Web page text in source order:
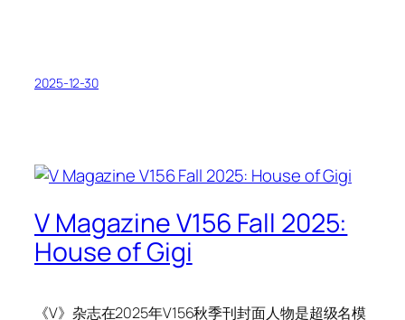
2025-12-30
V Magazine V156 Fall 2025:
House of Gigi
《V》杂志在2025年V156秋季刊封面人物是超级名模